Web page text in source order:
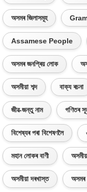
অসমৰ জিলাসমূহ
Assamese People
অসমৰ জনপ্ৰিয় লোক
অসমীয়া শব্দ বাক্য ৰচনা
জীৱ-জন্তু নাম গণিতৰ
বিশেষ্যৰ পৰা বিশেষণলৈ
মহান লোকৰ বাণী
অসমীয়া দৰখাস্ত অসমৰ